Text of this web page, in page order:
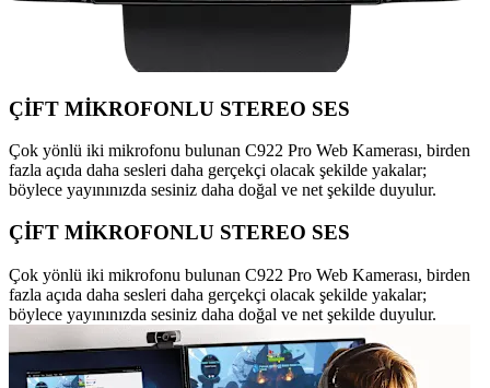
ÇİFT MİKROFONLU STEREO SES
Çok yönlü iki mikrofonu bulunan C922 Pro Web Kamerası, birden
fazla açıda daha sesleri daha gerçekçi olacak şekilde yakalar;
böylece yayınınızda sesiniz daha doğal ve net şekilde duyulur.
ÇİFT MİKROFONLU STEREO SES
Çok yönlü iki mikrofonu bulunan C922 Pro Web Kamerası, birden
fazla açıda daha sesleri daha gerçekçi olacak şekilde yakalar;
böylece yayınınızda sesiniz daha doğal ve net şekilde duyulur.